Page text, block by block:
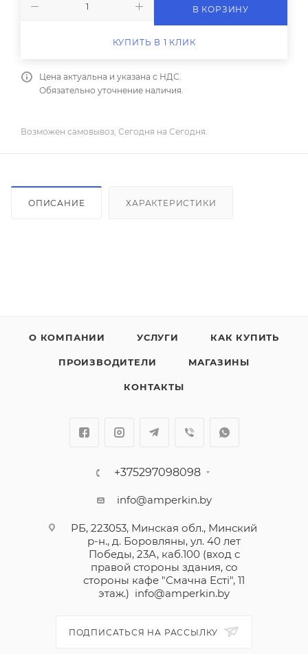
В КОРЗИНУ
КУПИТЬ В 1 КЛИК
Цена актуальна и указана с НДС.
Обязательно уточнение наличия.
Возможен самовывоз, Сегодня на Сегодня.
ОПИСАНИЕ ХАРАКТЕРИСТИКИ
О КОМПАНИИ УСЛУГИ КАК КУПИТЬ
ПРОИЗВОДИТЕЛИ МАГАЗИНЫ
КОНТАКТЫ
+375297098098
info@amperkin.by
РБ, 223053, Минская обл., Минский
р-н., д. Боровляны, ул. 40 лет
Победы, 23А, каб.100 (вход с
правой стороны здания, со
стороны кафе "Смачна Естi", 11
этаж.) info@amperkin.by
ПОДПИСАТЬСЯ НА РАССЫЛКУ